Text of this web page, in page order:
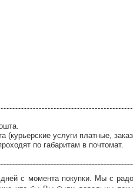
(курьерские услуги платные,
по габаритам в почтомат.
с момента покупки. Мы с